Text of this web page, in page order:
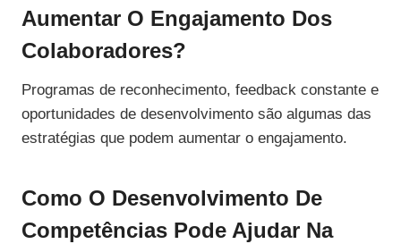
Aumentar O Engajamento Dos
Colaboradores?
Programas de reconhecimento, feedback constante e
oportunidades de desenvolvimento são algumas das
estratégias que podem aumentar o engajamento.
Como O Desenvolvimento De
Competências Pode Ajudar Na